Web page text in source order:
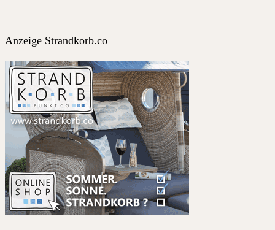
Anzeige Strandkorb.co